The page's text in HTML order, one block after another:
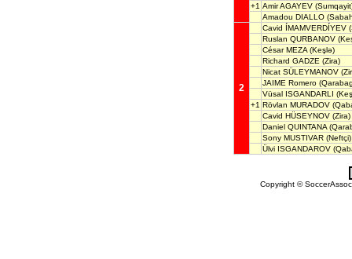
+1 Amir AGAYEV
Amadou DIALLO
2
Cavid ÍMAMVERDÍYEV
Ruslan QURBANOV
César MEZA (Keşlə)
Richard GADZE (Zira)
Nicat SÜLEYMANOV
JAIME Romero
Vüsal ISGANDARLI
+1 Rövlan MURADOV
Cavid HÜSEYNOV (Zira)
Daniel QUINTANA
Sony MUSTIVAR (Neftçi)
Ülvi ISGANDAROV
Copyright ©